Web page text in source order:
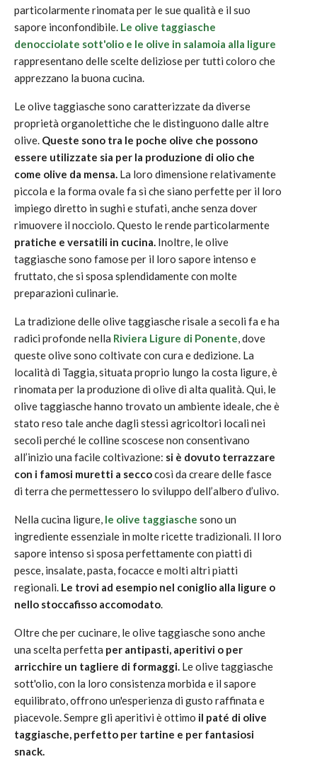
particolarmente rinomata per le sue qualità e il suo
sapore inconfondibile. Le olive taggiasche
denocciolate sott'olio e le olive in salamoia alla ligure
rappresentano delle scelte deliziose per tutti coloro che
apprezzano la buona cucina.
Le olive taggiasche sono caratterizzate da diverse
proprietà organolettiche che le distinguono dalle altre
olive. Queste sono tra le poche olive che possono
essere utilizzate sia per la produzione di olio che
come olive da mensa. La loro dimensione relativamente
piccola e la forma ovale fa sì che siano perfette per il loro
impiego diretto in sughi e stufati, anche senza dover
rimuovere il nocciolo. Questo le rende particolarmente
pratiche e versatili in cucina. Inoltre, le olive
taggiasche sono famose per il loro sapore intenso e
fruttato, che si sposa splendidamente con molte
preparazioni culinarie.
La tradizione delle olive taggiasche risale a secoli fa e ha
radici profonde nella Riviera Ligure di Ponente, dove
queste olive sono coltivate con cura e dedizione. La
località di Taggia, situata proprio lungo la costa ligure, è
rinomata per la produzione di olive di alta qualità. Qui, le
olive taggiasche hanno trovato un ambiente ideale, che è
stato reso tale anche dagli stessi agricoltori locali nei
secoli perché le colline scoscese non consentivano
all’inizio una facile coltivazione: si è dovuto terrazzare
con i famosi muretti a seccocosì da creare delle fasce
di terra che permettessero lo sviluppo dell’albero d’ulivo.
Nella cucina ligure, le olive taggiasche sono un
ingrediente essenziale in molte ricette tradizionali. Il loro
sapore intenso si sposa perfettamente con piatti di
pesce, insalate, pasta, focacce e molti altri piatti
regionali. Le trovi ad esempio nel coniglio alla ligure o
nello stoccafisso accomodato.
Oltre che per cucinare, le olive taggiasche sono anche
una scelta perfetta per antipasti, aperitivi o per
arricchire un tagliere di formaggi. Le olive taggiasche
sott'olio, con la loro consistenza morbida e il sapore
equilibrato, offrono un'esperienza di gusto raffinata e
piacevole. Sempre gli aperitivi è ottimo il paté di olive
taggiasche, perfetto per tartine e per fantasiosi
snack.